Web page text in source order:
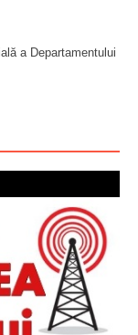
a Departamentului